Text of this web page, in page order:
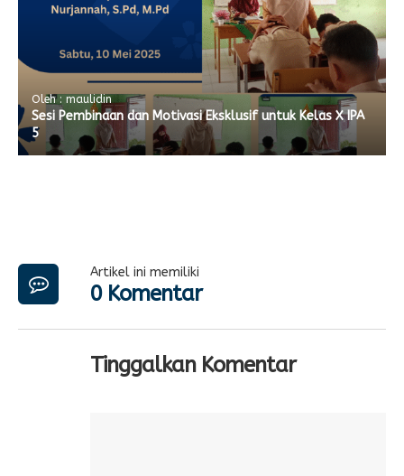
Oleh : maulidin
Sesi Pembinaan dan Motivasi Eksklusif untuk Kelas X IPA
5
Artikel ini memiliki
0 Komentar
Tinggalkan Komentar